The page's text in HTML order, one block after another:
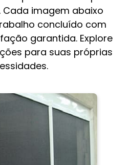
Cada imagem abaixo
concluído com
garantida. Explore
para suas próprias